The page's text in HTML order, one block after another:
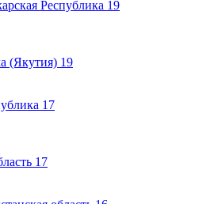
Республика 19
(Якутия) 19
17
17